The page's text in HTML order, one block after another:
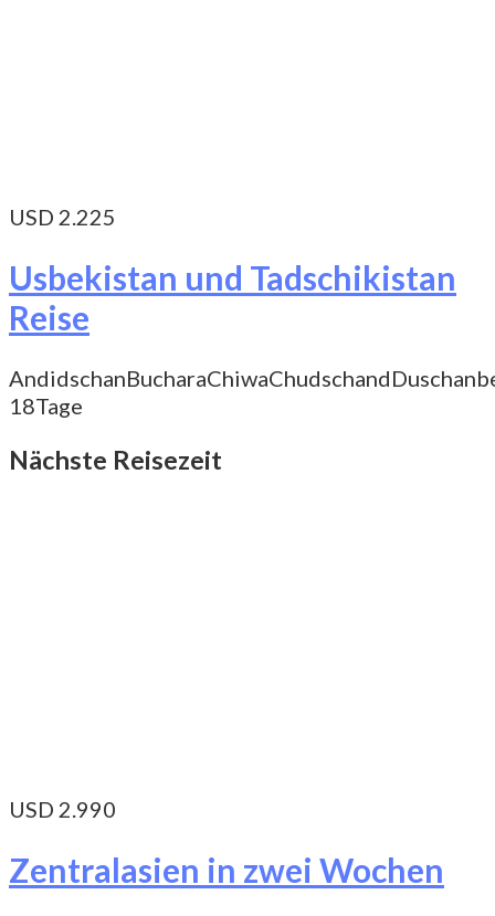
USD 2.225
Usbekistan und Tadschikistan
Reise
AndidschanBucharaChiwaChudschand
18Tage
Nächste Reisezeit
USD 2.990
Zentralasien in zwei Wochen